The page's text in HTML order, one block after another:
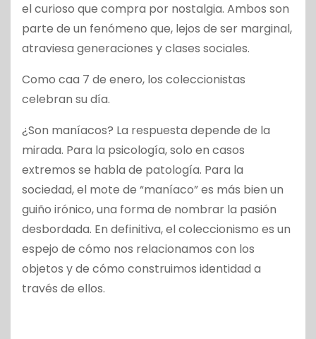
el curioso que compra por nostalgia. Ambos son
parte de un fenómeno que, lejos de ser marginal,
atraviesa generaciones y clases sociales.
Como caa 7 de enero, los coleccionistas
celebran su día.
¿Son maníacos? La respuesta depende de la
mirada. Para la psicología, solo en casos
extremos se habla de patología. Para la
sociedad, el mote de “maníaco” es más bien un
guiño irónico, una forma de nombrar la pasión
desbordada. En definitiva, el coleccionismo es un
espejo de cómo nos relacionamos con los
objetos y de cómo construimos identidad a
través de ellos.